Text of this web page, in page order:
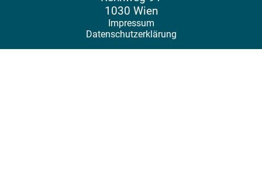
1030 Wien
Impressum
Datenschutzerklärung